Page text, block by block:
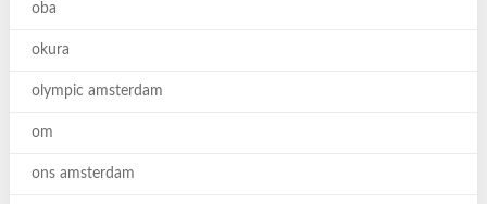
oba
okura
olympic amsterdam
om
ons amsterdam